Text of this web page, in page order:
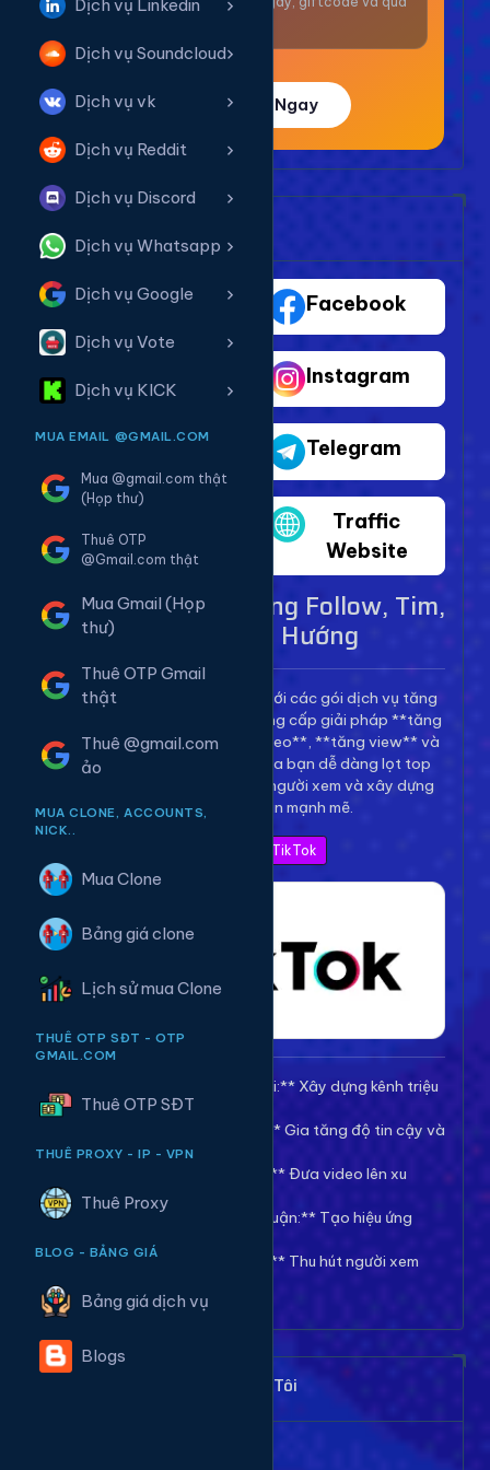
Dịch vụ Linkedin
Dịch vụ Soundcloud
Dịch vụ vk
Dịch vụ Reddit
Dịch vụ Discord
Dịch vụ Whatsapp
Dịch vụ Google
Dịch vụ Vote
Dịch vụ KICK
MUA EMAIL @GMAIL.COM
Mua @gmail.com thật
(Họp thư)
Thuê OTP
@Gmail.com thật
Mua Gmail (Họp
thư)
Thuê OTP Gmail
thật
Thuê @gmail.com
ảo
MUA CLONE, ACCOUNTS,
NICK..
Mua Clone
Bảng giá clone
Lịch sử mua Clone
THUÊ OTP SĐT - OTP
GMAIL.COM
Thuê OTP SĐT
THUÊ PROXY - IP - VPN
Thuê Proxy
BLOG - BẢNG GIÁ
Bảng giá dịch vụ
Blogs
Trải Nghiệm Ngay
TikTok Facebook
Instagram
Shopee Telegram
Traffic
Website
Dịch Vụ TikTok - Tăng Follow, Tim,
View Lên Xu Hướng
Bùng nổ kênh TikTok của bạn với các gói dịch vụ tăng
trưởng toàn diện. Chúng tôi cung cấp giải pháp **tăng
follow TikTok**, **tăng tim video**, **tăng view** và
**bình luận** để giúp video của bạn dễ dàng lọt top
thịnh hành, thu hút hàng triệu người xem và xây dựng
thương hiệu cá nhân mạnh mẽ.
Xem Bảng Giá TikTok
🚀 **Tăng Follow/Theo dõi:** Xây dựng kênh triệu
follow uy tín.
❤️ **Tăng Tim/Like Video:** Gia tăng độ tin cậy và
viral cho video.
👀 **Tăng View/Lượt xem:** Đưa video lên xu
hướng nhanh chóng.
💬 **Tăng Comment/Bình luận:** Tạo hiệu ứng
thảo luận sôi nổi.
👁️ **Tăng Mắt Livestream:** Thu hút người xem
Khách Hàng Nói Gì Về Chúng Tôi